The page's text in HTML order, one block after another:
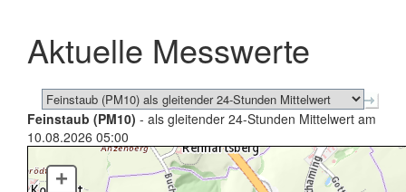
schließen
Aktuelle Messwerte
Feinstaub (PM10) - als gleitender 24-Stunden Mittelwert am
10.08.2026 05:00
+